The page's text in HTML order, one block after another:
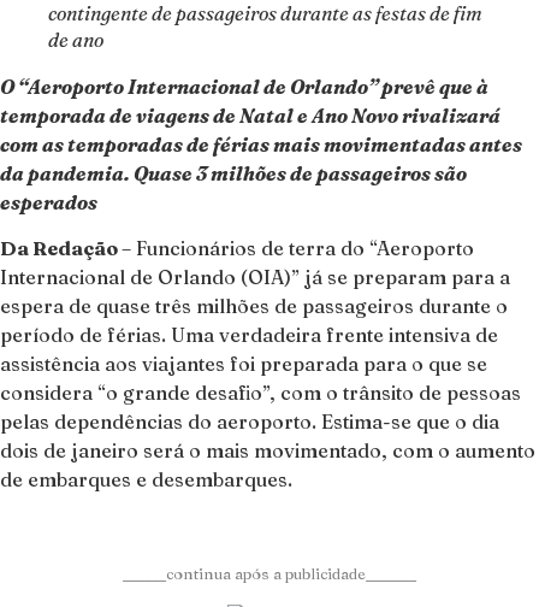
contingente de passageiros durante as festas de fim
de ano
O “Aeroporto Internacional de Orlando” prevê que à
temporada de viagens de Natal e Ano Novo rivalizará
com as temporadas de férias mais movimentadas antes
da pandemia. Quase 3 milhões de passageiros são
esperados
Da Redação– Funcionários de terra do “Aeroporto
Internacional de Orlando (OIA)” já se preparam para a
espera de quase três milhões de passageiros durante o
período de férias. Uma verdadeira frente intensiva de
assistência aos viajantes foi preparada para o que se
considera “o grande desafio”, com o trânsito de pessoas
pelas dependências do aeroporto. Estima-se que o dia
dois de janeiro será o mais movimentado, com o aumento
de embarques e desembarques.
______continua após a publicidade_______